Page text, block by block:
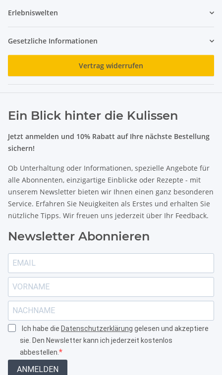
Erlebniswelten
Gesetzliche Informationen
Vertrag widerrufen
Ein Blick hinter die Kulissen
Jetzt anmelden und 10% Rabatt auf Ihre nächste Bestellung
sichern!
Ob Unterhaltung oder Informationen, spezielle Angebote für
alle Abonnenten, einzigartige Einblicke oder Rezepte - mit
unserem Newsletter bieten wir Ihnen einen ganz besonderen
Service. Erfahren Sie Neuigkeiten als Erstes und erhalten Sie
nützliche Tipps. Wir freuen uns jederzeit über Ihr Feedback.
Newsletter Abonnieren
Ich habe die Datenschutzerklärung gelesen und akzeptiere
sie. Den Newsletter kann ich jederzeit kostenlos
abbestellen.
ANMELDEN